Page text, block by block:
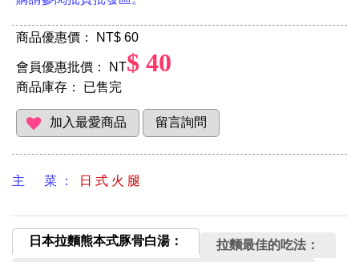
商品優惠價： NT$ 60
會員優惠批價： NT$ 40
商品庫存： 已售完
主 菜 ： 日 式 火 腿
日本拉麵熊本式豚骨白湯：
拉麵最佳的吃法：